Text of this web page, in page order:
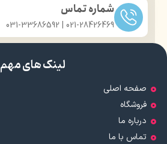
شماره تماس
021-28426469 | 031-33686592
لینک های مهم
صفحه اصلی
فروشگاه
درباره ما
تماس با ما